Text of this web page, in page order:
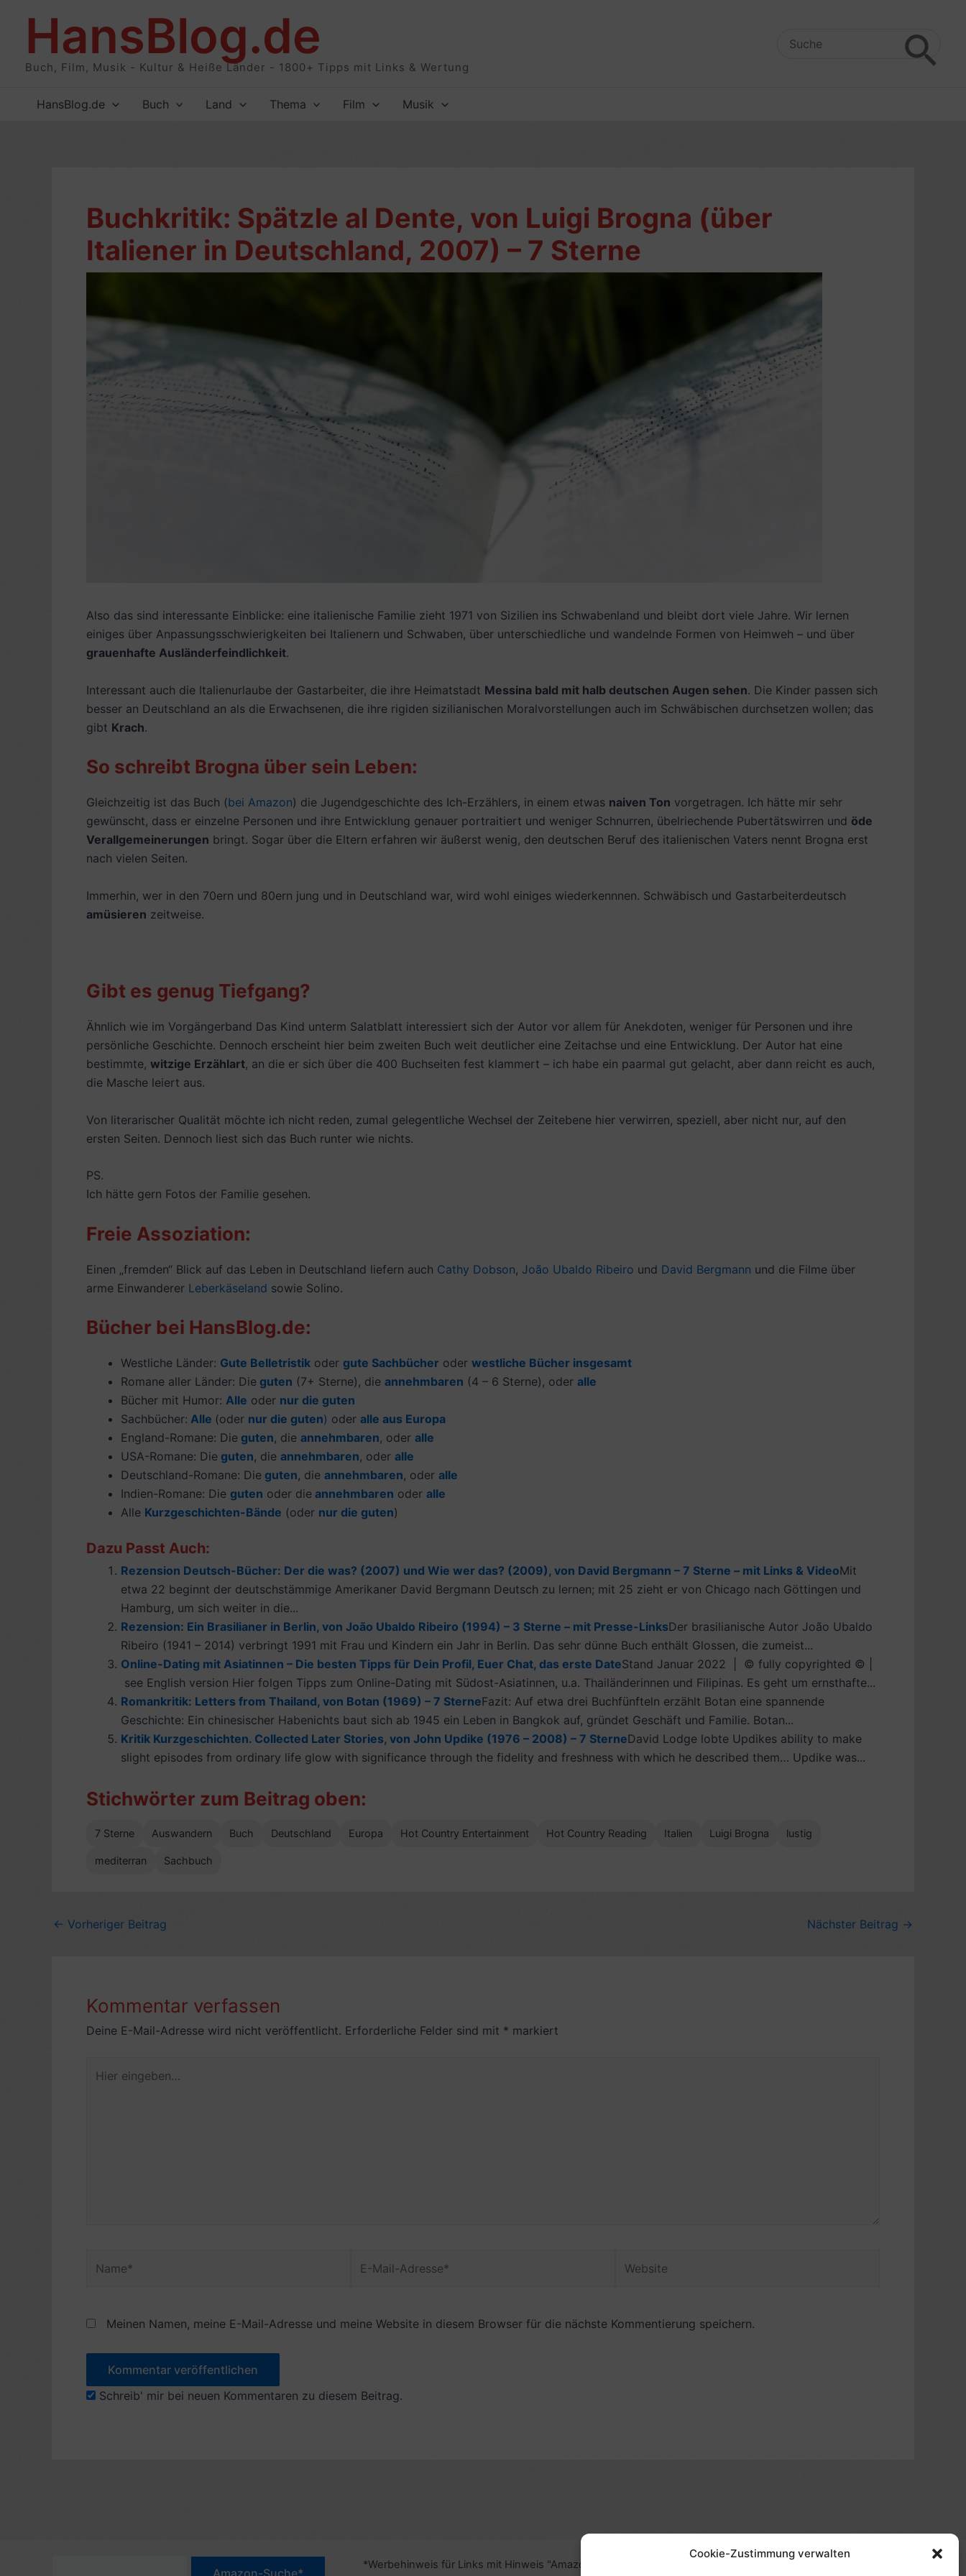
Cookie-Zustimmung verwalten
HansBlog.de
Buch, Film, Musik - Kultur & Heiße Länder - 1800+ Tipps mit Links & Wertung
Search
HansBlog.de Buch Land Thema Film Musik
Buchkritik: Spätzle al Dente, von Luigi Brogna (über
Italiener in Deutschland, 2007) – 7 Sterne
Also das sind interessante Einblicke: eine italienische Familie zieht 1971 von Sizilien ins Schwabenland und bleibt dort viele Jahre. Wir lernen
einiges über Anpassungsschwierigkeiten bei Italienern und Schwaben, über unterschiedliche und wandelnde Formen von Heimweh – und über
grauenhafte Ausländerfeindlichkeit.
Interessant auch die Italienurlaube der Gastarbeiter, die ihre Heimatstadt Messina bald mit halb deutschen Augen sehen. Die Kinder passen sich
besser an Deutschland an als die Erwachsenen, die ihre rigiden sizilianischen Moralvorstellungen auch im Schwäbischen durchsetzen wollen; das
gibt Krach.
So schreibt Brogna über sein Leben:
Gleichzeitig ist das Buch (bei Amazon) die Jugendgeschichte des Ich-Erzählers, in einem etwas naiven Ton vorgetragen. Ich hätte mir sehr
gewünscht, dass er einzelne Personen und ihre Entwicklung genauer portraitiert und weniger Schnurren, übelriechende Pubertätswirren und öde
Verallgemeinerungen bringt. Sogar über die Eltern erfahren wir äußerst wenig, den deutschen Beruf des italienischen Vaters nennt Brogna erst
nach vielen Seiten.
Immerhin, wer in den 70ern und 80ern jung und in Deutschland war, wird wohl einiges wiederkennnen. Schwäbisch und Gastarbeiterdeutsch
amüsieren zeitweise.
Gibt es genug Tiefgang?
Ähnlich wie im Vorgängerband Das Kind unterm Salatblatt interessiert sich der Autor vor allem für Anekdoten, weniger für Personen und ihre
persönliche Geschichte. Dennoch erscheint hier beim zweiten Buch weit deutlicher eine Zeitachse und eine Entwicklung. Der Autor hat eine
bestimmte, witzige Erzählart, an die er sich über die 400 Buchseiten fest klammert – ich habe ein paarmal gut gelacht, aber dann reicht es auch,
die Masche leiert aus.
Von literarischer Qualität möchte ich nicht reden, zumal gelegentliche Wechsel der Zeitebene hier verwirren, speziell, aber nicht nur, auf den
ersten Seiten. Dennoch liest sich das Buch runter wie nichts.
PS.
Ich hätte gern Fotos der Familie gesehen.
Freie Assoziation:
Einen „fremden“ Blick auf das Leben in Deutschland liefern auch Cathy Dobson, João Ubaldo Ribeiro und David Bergmann und die Filme über
arme Einwanderer Leberkäseland sowie Solino.
Bücher bei HansBlog.de:
Westliche Länder: Gute Belletristik oder gute Sachbücher oder westliche Bücher insgesamt
Romane aller Länder: Die guten (7+ Sterne), die annehmbaren (4 – 6 Sterne), oder alle
Bücher mit Humor: Alle oder nur die guten
Sachbücher: Alle (oder nur die guten) oder alle aus Europa
England-Romane: Die guten, die annehmbaren, oder alle
USA-Romane: Die guten, die annehmbaren, oder alle
Deutschland-Romane: Die guten, die annehmbaren, oder alle
Indien-Romane: Die guten oder die annehmbaren oder alle
Alle Kurzgeschichten-Bände (oder nur die guten)
Dazu Passt Auch:
Rezension Deutsch-Bücher: Der die was? (2007) und Wie wer das? (2009), von David Bergmann – 7 Sterne – mit Links & VideoMit
etwa 22 beginnt der deutschstämmige Amerikaner David Bergmann Deutsch zu lernen; mit 25 zieht er von Chicago nach Göttingen und
Hamburg, um sich weiter in die...
Rezension: Ein Brasilianer in Berlin, von João Ubaldo Ribeiro (1994) – 3 Sterne – mit Presse-LinksDer brasilianische Autor João Ubaldo
Ribeiro (1941 – 2014) verbringt 1991 mit Frau und Kindern ein Jahr in Berlin. Das sehr dünne Buch enthält Glossen, die zumeist...
Online-Dating mit Asiatinnen – Die besten Tipps für Dein Profil, Euer Chat, das erste DateStand Januar 2022 | © fully copyrighted © |
see English version Hier folgen Tipps zum Online-Dating mit Südost-Asiatinnen, u.a. Thailänderinnen und Filipinas. Es geht um ernsthafte...
Romankritik: Letters from Thailand, von Botan (1969) – 7 SterneFazit: Auf etwa drei Buchfünfteln erzählt Botan eine spannende
Geschichte: Ein chinesischer Habenichts baut sich ab 1945 ein Leben in Bangkok auf, gründet Geschäft und Familie. Botan...
Kritik Kurzgeschichten. Collected Later Stories, von John Updike (1976 – 2008) – 7 SterneDavid Lodge lobte Updikes ability to make
slight episodes from ordinary life glow with significance through the fidelity and freshness with which he described them… Updike was...
Stichwörter zum Beitrag oben:
7 Sterne Auswandern Buch Deutschland Europa Hot Country Entertainment Hot Country Reading Italien Luigi Brogna lustig
mediterran Sachbuch
← Vorheriger Beitrag Nächster Beitrag →
Kommentar verfassen
Deine E-Mail-Adresse wird nicht veröffentlicht. Erforderliche Felder sind mit * markiert
eingeben…
Mail-
Meinen Namen, meine E-Mail-Adresse und meine Website in diesem Browser für die nächste Kommentierung speichern.
Schreib' mir bei neuen Kommentaren zu diesem Beitrag.
*Werbehinweis für Links mit Hinweis "Amazon-Werbelink(s)", "Amazon-Suche" und/oder mit Sternchen (*):